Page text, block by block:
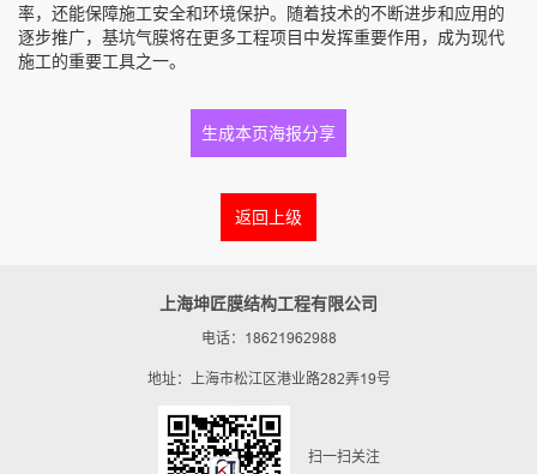
率，还能保障施工安全和环境保护。随着技术的不断进步和应用的
逐步推广，基坑气膜将在更多工程项目中发挥重要作用，成为现代
施工的重要工具之一。
生成本页海报分享
返回上级
上海坤匠膜结构工程有限公司
电话：18621962988
地址：上海市松江区港业路282弄19号
扫一扫关注